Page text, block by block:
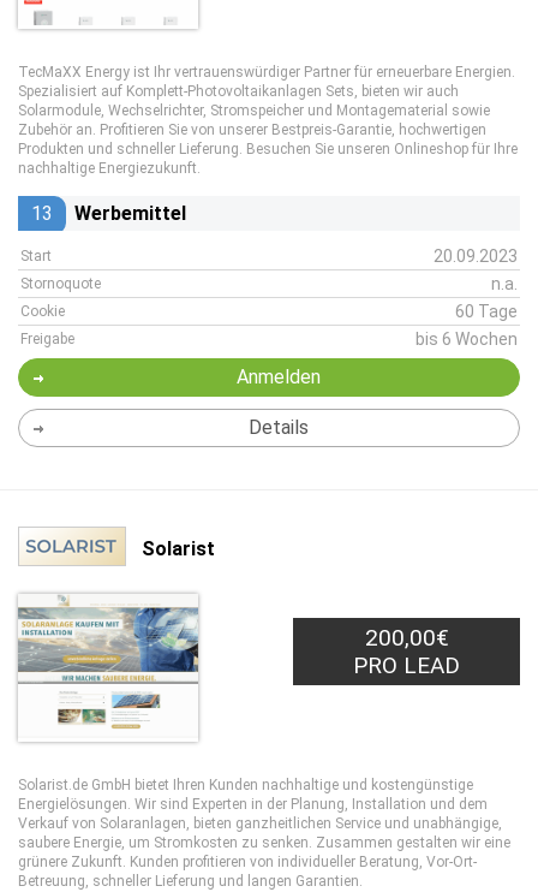
TecMaXX Energy ist Ihr vertrauenswürdiger Partner für erneuerbare Energien.
Spezialisiert auf Komplett-Photovoltaikanlagen Sets, bieten wir auch
Solarmodule, Wechselrichter, Stromspeicher und Montagematerial sowie
Zubehör an. Profitieren Sie von unserer Bestpreis-Garantie, hochwertigen
Produkten und schneller Lieferung. Besuchen Sie unseren Onlineshop für Ihre
nachhaltige Energiezukunft.
13 Werbemittel
Start 20.09.2023
Stornoquote n.a.
Cookie 60 Tage
Freigabe bis 6 Wochen
Anmelden
Details
Solarist
200,00€
PRO LEAD
Solarist.de GmbH bietet Ihren Kunden nachhaltige und kostengünstige
Energielösungen. Wir sind Experten in der Planung, Installation und dem
Verkauf von Solaranlagen, bieten ganzheitlichen Service und unabhängige,
saubere Energie, um Stromkosten zu senken. Zusammen gestalten wir eine
grünere Zukunft. Kunden profitieren von individueller Beratung, Vor-Ort-
Betreuung, schneller Lieferung und langen Garantien.